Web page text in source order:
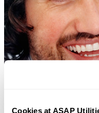
Cookies at ASAP